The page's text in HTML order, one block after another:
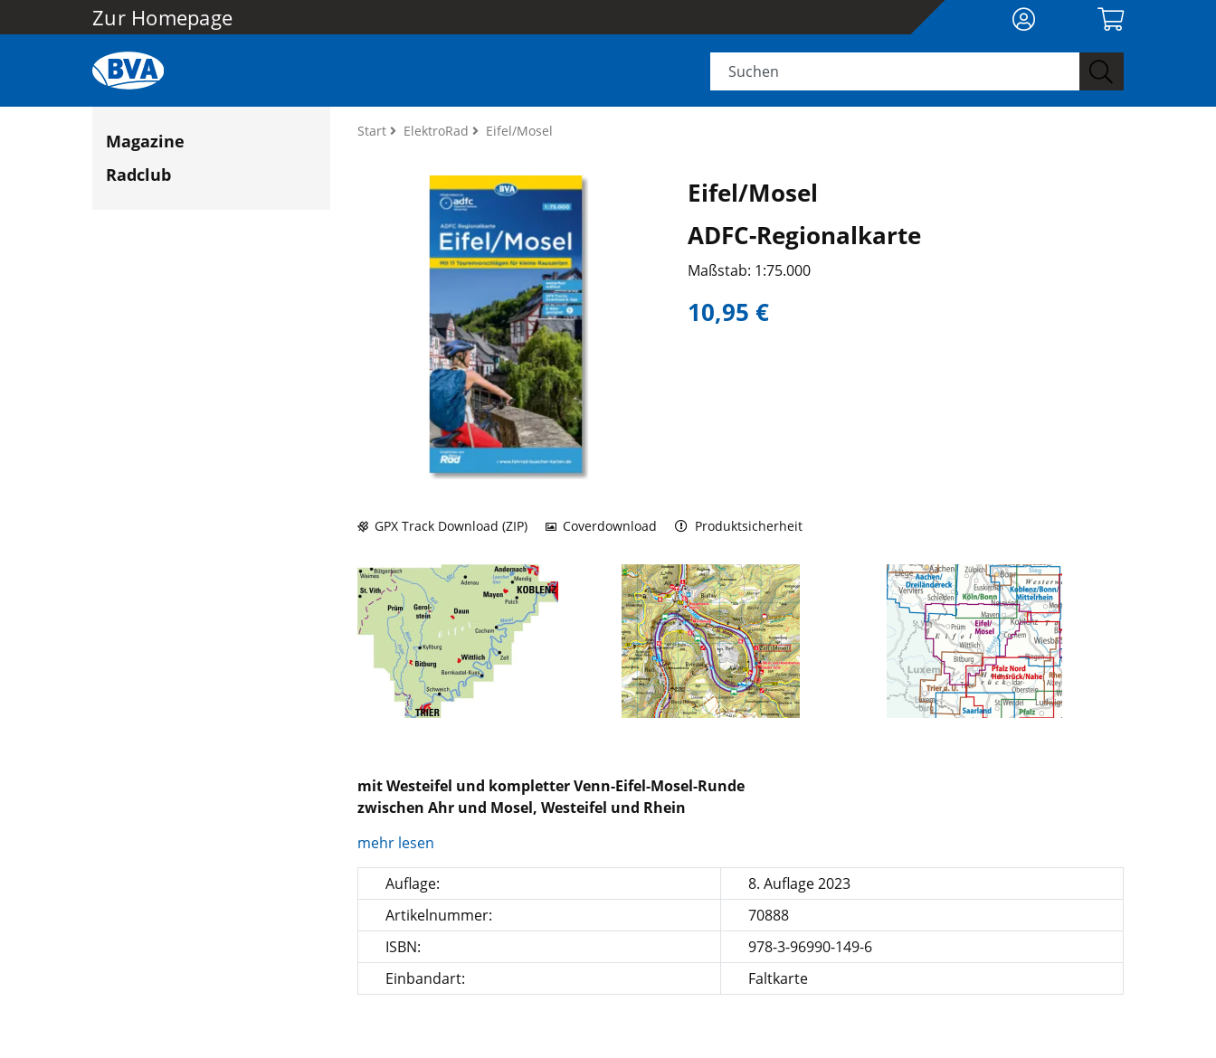
Zur Homepage
Magazine
Radclub
Start ElektroRad Eifel/Mosel
Eifel/Mosel
ADFC-Regionalkarte
Maßstab: 1:75.000
10,95 €
GPX Track Download (ZIP) Coverdownload Produktsicherheit
mit Westeifel und kompletter Venn-Eifel-Mosel-Runde
zwischen Ahr und Mosel, Westeifel und Rhein
mehr lesen
Auflage:
8. Auflage 2023
Artikelnummer:
70888
ISBN:
978-3-96990-149-6
Einbandart:
Faltkarte